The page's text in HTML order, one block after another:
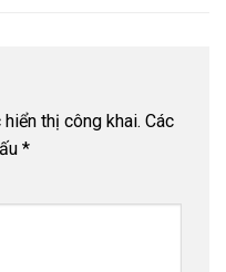
thị công khai. Các
*